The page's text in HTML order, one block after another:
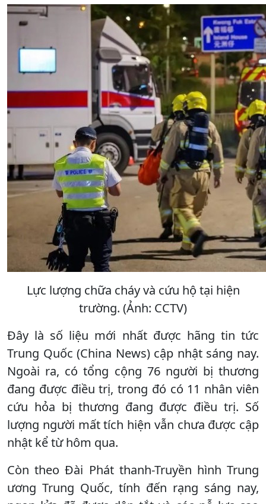
Lực lượng chữa cháy và cứu hộ tại hiện
trường. (Ảnh: CCTV)
Đây là số liệu mới nhất được hãng tin tức
Trung Quốc (China News) cập nhật sáng nay.
Ngoài ra, có tổng cộng 76 người bị thương
đang được điều trị, trong đó có 11 nhân viên
cứu hỏa bị thương đang được điều trị. Số
lượng người mất tích hiện vẫn chưa được cập
nhật kể từ hôm qua.
Còn theo Đài Phát thanh-Truyền hình Trung
ương Trung Quốc, tính đến rạng sáng nay,